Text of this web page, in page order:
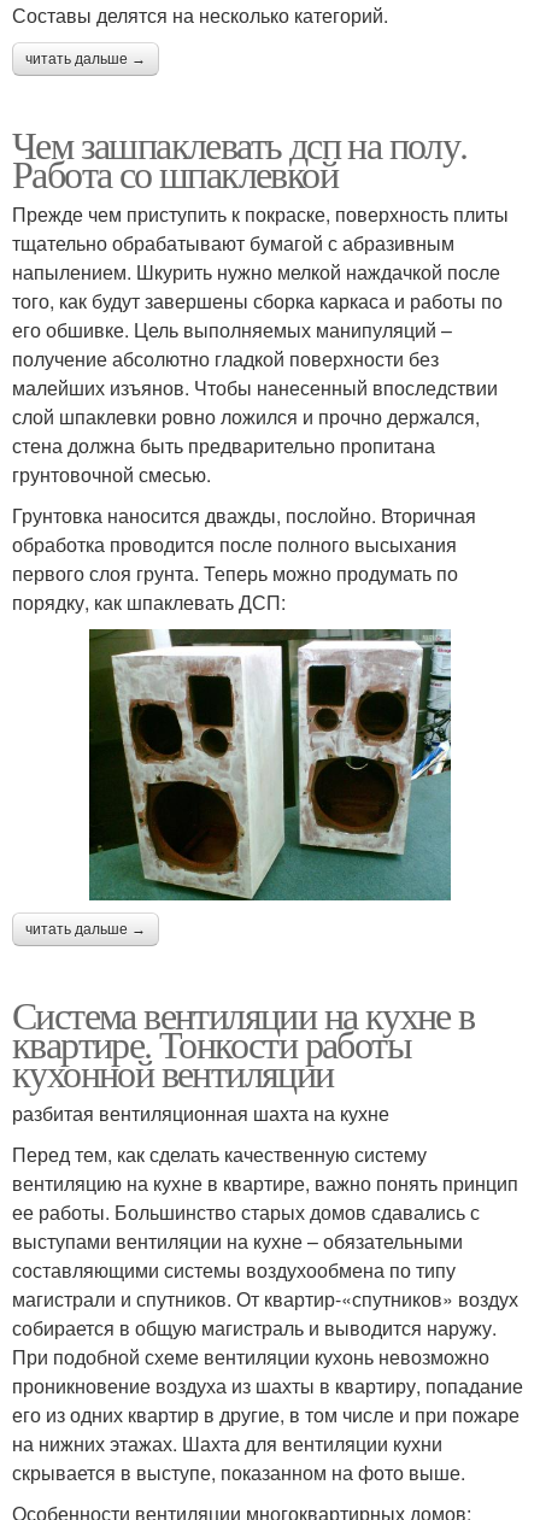
Составы делятся на несколько категорий.
читать дальше →
Чем зашпаклевать дсп на полу.
Работа со шпаклевкой
Прежде чем приступить к покраске, поверхность плиты
тщательно обрабатывают бумагой с абразивным
напылением. Шкурить нужно мелкой наждачкой после
того, как будут завершены сборка каркаса и работы по
его обшивке. Цель выполняемых манипуляций –
получение абсолютно гладкой поверхности без
малейших изъянов. Чтобы нанесенный впоследствии
слой шпаклевки ровно ложился и прочно держался,
стена должна быть предварительно пропитана
грунтовочной смесью.
Грунтовка наносится дважды, послойно. Вторичная
обработка проводится после полного высыхания
первого слоя грунта. Теперь можно продумать по
порядку, как шпаклевать ДСП:
читать дальше →
Система вентиляции на кухне в
квартире. Тонкости работы
кухонной вентиляции
разбитая вентиляционная шахта на кухне
Перед тем, как сделать качественную систему
вентиляцию на кухне в квартире, важно понять принцип
ее работы. Большинство старых домов сдавались с
выступами вентиляции на кухне – обязательными
составляющими системы воздухообмена по типу
магистрали и спутников. От квартир-«спутников» воздух
собирается в общую магистраль и выводится наружу.
При подобной схеме вентиляции кухонь невозможно
проникновение воздуха из шахты в квартиру, попадание
его из одних квартир в другие, в том числе и при пожаре
на нижних этажах. Шахта для вентиляции кухни
скрывается в выступе, показанном на фото выше.
Особенности вентиляции многоквартирных домов: